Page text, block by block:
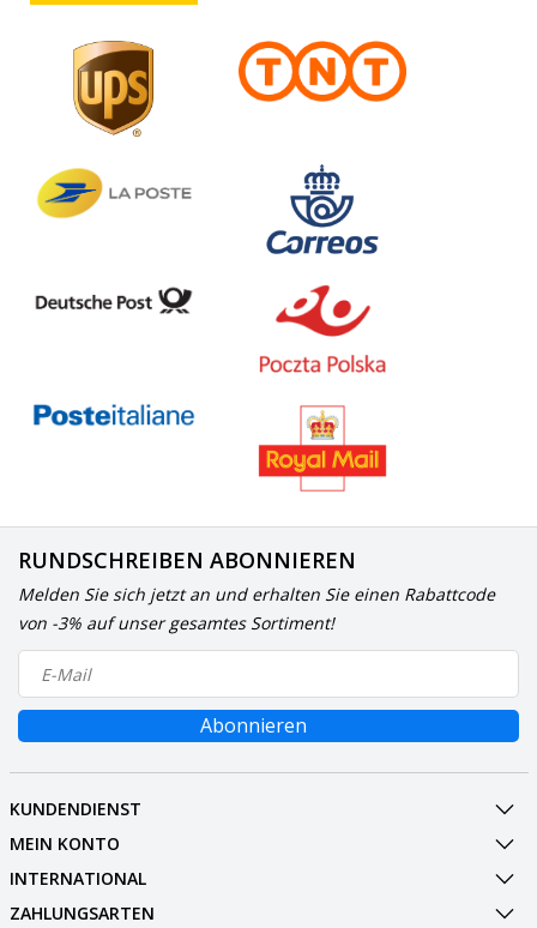
RUNDSCHREIBEN ABONNIEREN
Melden Sie sich jetzt an und erhalten Sie einen Rabattcode
von -3% auf unser gesamtes Sortiment!
Abonnieren
KUNDENDIENST
MEIN KONTO
INTERNATIONAL
ZAHLUNGSARTEN